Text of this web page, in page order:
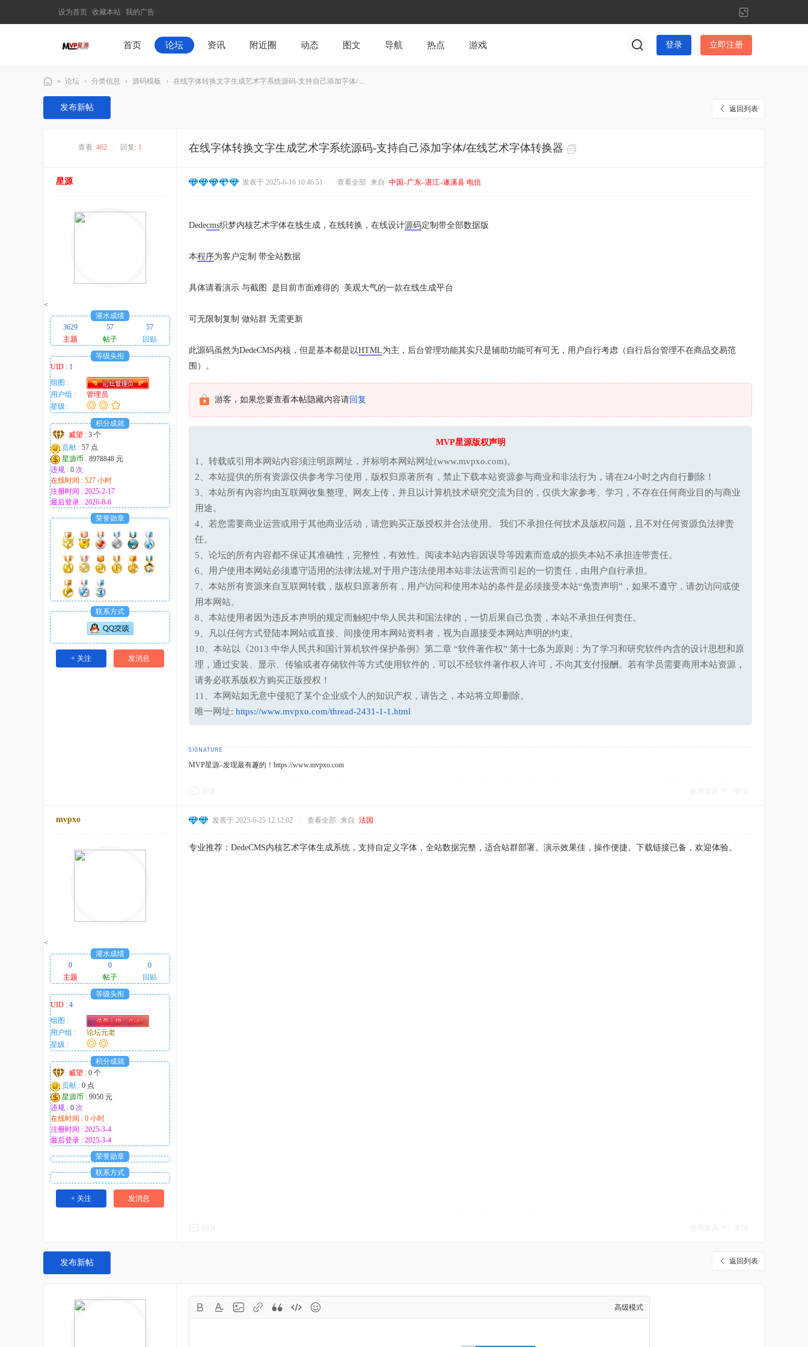
设为首页 收藏本站 我的广告
切
换
到
窄
首页 论坛 资讯 附近圈 动态 图文 导航 热点 游戏 登录 立即注册
M
！
» 论坛 › 分类信息 › 源码模板 › 在线字体转换文字生成艺术字系统源码-支持自己添加字体/ ...
返回列表
发布新帖
查看: 462 回复: 1 在线字体转换文字生成艺术字系统源码-支持自己添加字体/在线艺术字体转换器
星源
<
灌水成绩
3629
57
57
主题
帖子
回贴
等级头衔
UID : 1
组图 :
用户组 :
管理员
星级 :
积分成就
威望 : 3 个
贡献 : 57 点
星源币 : 8978848 元
违规 : 0 次
在线时间 : 527 小时
注册时间 : 2025-2-17
最后登录 : 2026-8-6
荣誉勋章
联系方式
+ 关注 发消息
发表于 2025-6-16 10:46:51 查看全部 来自 中国–广东–湛江–遂溪县 电信
Dedecms织梦内核艺术字体在线生成，在线转换，在线设计源码定制带全部数据版
本程序为客户定制 带全站数据
具体请看演示 与截图 是目前市面难得的 美观大气的一款在线生成平台
可无限制复制 做站群 无需更新
此源码虽然为DedeCMS内核，但是基本都是以HTML为主，后台管理功能其实只是辅助功能可有可无，用户自行考虑（自行后台管理不在商品交易范
围）。
游客，如果您要查看本帖隐藏内容请回复
MVP星源版权声明
1、转载或引用本网站内容须注明原网址，并标明本网站网址(www.mvpxo.com)。
2、本站提供的所有资源仅供参考学习使用，版权归原著所有，禁止下载本站资源参与商业和非法行为，请在24小时之内自行删除！
3、本站所有内容均由互联网收集整理、网友上传，并且以计算机技术研究交流为目的，仅供大家参考、学习，不存在任何商业目的与商业
用途。
4、若您需要商业运营或用于其他商业活动，请您购买正版授权并合法使用。 我们不承担任何技术及版权问题，且不对任何资源负法律责
任。
5、论坛的所有内容都不保证其准确性，完整性，有效性。阅读本站内容因误导等因素而造成的损失本站不承担连带责任。
6、用户使用本网站必须遵守适用的法律法规,对于用户违法使用本站非法运营而引起的一切责任，由用户自行承担。
7、本站所有资源来自互联网转载，版权归原著所有，用户访问和使用本站的条件是必须接受本站“免责声明”，如果不遵守，请勿访问或使
用本网站。
8、本站使用者因为违反本声明的规定而触犯中华人民共和国法律的，一切后果自己负责，本站不承担任何责任。
9、凡以任何方式登陆本网站或直接、间接使用本网站资料者，视为自愿接受本网站声明的约束。
10、本站以《2013 中华人民共和国计算机软件保护条例》第二章 “软件著作权” 第十七条为原则：为了学习和研究软件内含的设计思想和原
理，通过安装、显示、传输或者存储软件等方式使用软件的，可以不经软件著作权人许可，不向其支付报酬。若有学员需要商用本站资源，
请务必联系版权方购买正版授权！
11、本网站如无意中侵犯了某个企业或个人的知识产权，请告之，本站将立即删除。
唯一网址: https://www.mvpxo.com/thread-2431-1-1.html
MVP星源–发现最有趣的！https://www.mvpxo.com
mvpxo
<
灌水成绩
0
0
0
主题
帖子
回贴
等级头衔
UID : 4
组图 :
用户组 :
论坛元老
星级 :
积分成就
威望 : 0 个
贡献 : 0 点
星源币 : 9950 元
违规 : 0 次
在线时间 : 0 小时
注册时间 : 2025-3-4
最后登录 : 2025-3-4
荣誉勋章
联系方式
+ 关注 发消息
发表于 2025-6-25 12:12:02 查看全部 来自 法国
专业推荐：DedeCMS内核艺术字体生成系统，支持自定义字体，全站数据完整，适合站群部署。演示效果佳，操作便捷。下载链接已备，欢迎体验。
返回列表
发布新帖
高级模式